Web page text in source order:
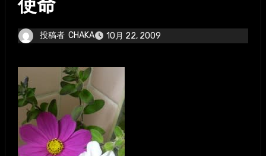
使命
投稿者 CHAKA 10月 22, 2009